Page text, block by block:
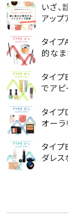
いざ、診断！ あなたの魅力
アップ
タイプ
的な
タイプ
でア
タイプ
オーラ
タイプ
ダレ